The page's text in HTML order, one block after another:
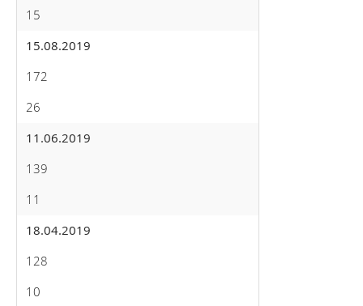
15
15.08.2019
172
26
11.06.2019
139
11
18.04.2019
128
10